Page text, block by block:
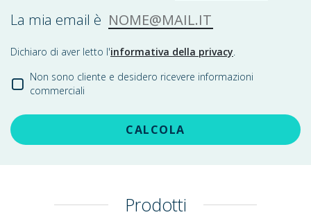
La mia email è NOME@MAIL.IT
Dichiaro di aver letto l'informativa della privacy.
Non sono cliente e desidero ricevere informazioni
commerciali
CALCOLA
Prodotti